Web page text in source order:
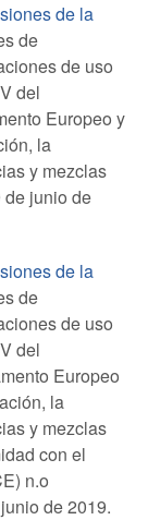
de la
de
de uso
del
Europeo y
la
y mezclas
de junio de
de la
de
de uso
del
Europeo
la
y mezclas
con el
n.o
de 2019.